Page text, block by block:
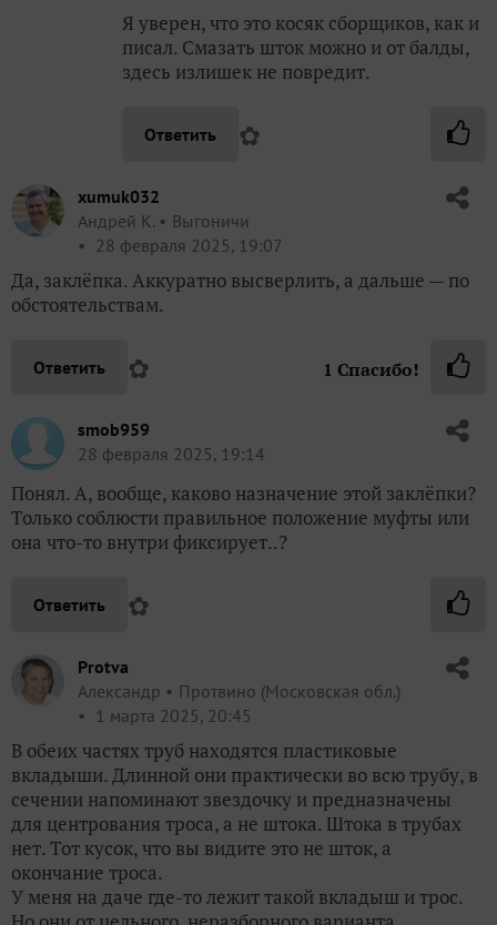
Я уверен, что это косяк сборщиков, как и
писал. Смазать шток можно и от балды,
здесь излишек не повредит.
Ответить ✿
xumuk032
Андрей К.
Выгоничи
28 февраля 2025, 19:07
Да, заклёпка. Аккуратно высверлить, а дальше — по
обстоятельствам.
Ответить ✿ 1 Спасибо!
smob959
28 февраля 2025, 19:14
Понял. А, вообще, каково назначение этой заклёпки?
Только соблюсти правильное положение муфты или
она что-то внутри фиксирует..?
Ответить ✿
Protva
Александр
Протвино (Московская обл.)
1 марта 2025, 20:45
В обеих частях труб находятся пластиковые
вкладыши. Длинной они практически во всю трубу, в
сечении напоминают звездочку и предназначены
для центрования троса, а не штока. Штока в трубах
нет. Тот кусок, что вы видите это не шток, а
окончание троса.
У меня на даче где-то лежит такой вкладыш и трос.